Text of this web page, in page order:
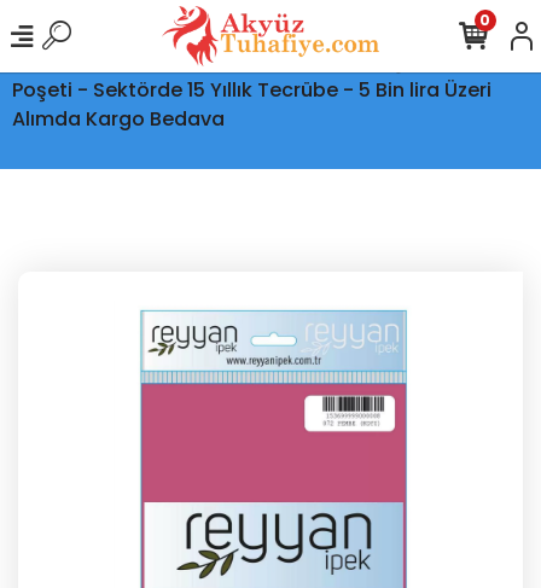
Ptt Kargo İle Tüm Türkiye'ye Teslimat - Şeffaf Kargo
Poşeti - Sektörde 15 Yıllık Tecrübe - 5 Bin lira Üzeri
Alımda Kargo Bedava
0